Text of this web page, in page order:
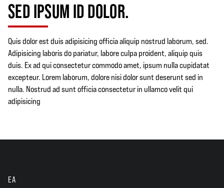
SED IPSUM ID DOLOR.
Quis dolor est duis adipisicing officia aliquip nostrud laborum, sed.
Adipisicing laboris do pariatur, labore culpa proident, aliquip quis
duis. Ex ad qui consectetur commodo amet, ipsum nulla cupidatat
excepteur. Lorem laborum, dolore nisi dolor sunt deserunt sed in
nulla. Nostrud ad sunt officia consectetur in ullamco velit qui
adipisicing
EA